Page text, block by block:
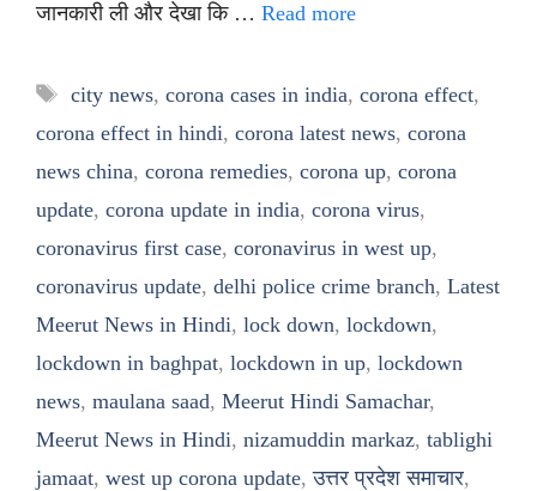
जानकारी ली और देखा कि … Read more
Tags
city news, corona cases in india, corona effect,
corona effect in hindi, corona latest news, corona
news china, corona remedies, corona up, corona
update, corona update in india, corona virus,
coronavirus first case, coronavirus in west up,
coronavirus update, delhi police crime branch, Latest
Meerut News in Hindi, lock down, lockdown,
lockdown in baghpat, lockdown in up, lockdown
news, maulana saad, Meerut Hindi Samachar,
Meerut News in Hindi, nizamuddin markaz, tablighi
jamaat, west up corona update,उत्तर प्रदेश समाचार,